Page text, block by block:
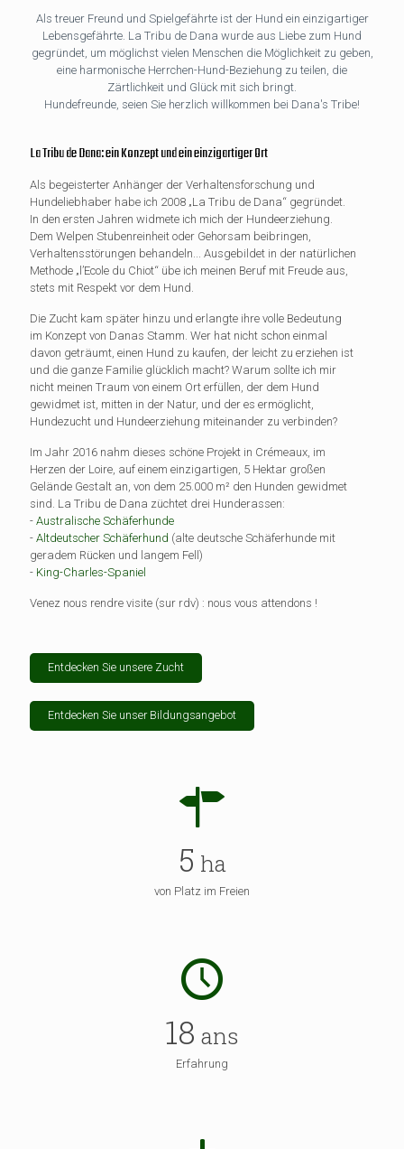
Als treuer Freund und Spielgefährte ist der Hund ein einzigartiger
Lebensgefährte. La Tribu de Dana wurde aus Liebe zum Hund
gegründet, um möglichst vielen Menschen die Möglichkeit zu geben,
eine harmonische Herrchen-Hund-Beziehung zu teilen, die
Zärtlichkeit und Glück mit sich bringt.
Hundefreunde, seien Sie herzlich willkommen bei Dana's Tribe!
La Tribu de Dana: ein Konzept und ein einzigartiger Ort
Als begeisterter Anhänger der Verhaltensforschung und
Hundeliebhaber habe ich 2008 „La Tribu de Dana“ gegründet.
In den ersten Jahren widmete ich mich der Hundeerziehung.
Dem Welpen Stubenreinheit oder Gehorsam beibringen,
Verhaltensstörungen behandeln... Ausgebildet in der natürlichen
Methode „l’Ecole du Chiot“ übe ich meinen Beruf mit Freude aus,
stets mit Respekt vor dem Hund.
Die Zucht kam später hinzu und erlangte ihre volle Bedeutung
im Konzept von Danas Stamm. Wer hat nicht schon einmal
davon geträumt, einen Hund zu kaufen, der leicht zu erziehen ist
und die ganze Familie glücklich macht? Warum sollte ich mir
nicht meinen Traum von einem Ort erfüllen, der dem Hund
gewidmet ist, mitten in der Natur, und der es ermöglicht,
Hundezucht und Hundeerziehung miteinander zu verbinden?
Im Jahr 2016 nahm dieses schöne Projekt in Crémeaux, im
Herzen der Loire, auf einem einzigartigen, 5 Hektar großen
Gelände Gestalt an, von dem 25.000 m² den Hunden gewidmet
sind. La Tribu de Dana züchtet drei Hunderassen:
- Australische Schäferhunde
- Altdeutscher Schäferhund (alte deutsche Schäferhunde mit
geradem Rücken und langem Fell)
- King-Charles-Spaniel
Venez nous rendre visite (sur rdv) : nous vous attendons !
Entdecken Sie unsere Zucht
Entdecken Sie unser Bildungsangebot
5 ha
von Platz im Freien
18 ans
Erfahrung